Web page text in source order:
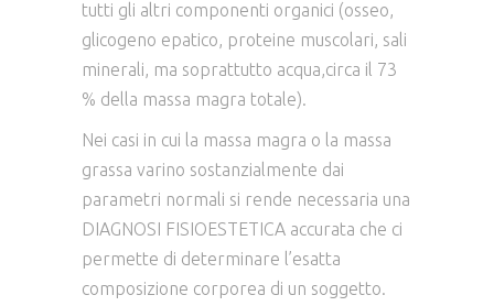
tutti gli altri componenti organici (osseo,
glicogeno epatico, proteine muscolari, sali
minerali, ma soprattutto acqua,circa il 73
% della massa magra totale).
Nei casi in cui la massa magra o la massa
grassa varino sostanzialmente dai
parametri normali si rende necessaria una
DIAGNOSI FISIOESTETICA accurata che ci
permette di determinare l’esatta
composizione corporea di un soggetto.